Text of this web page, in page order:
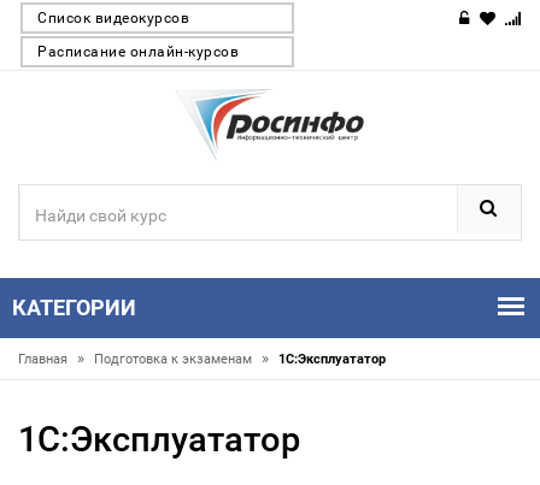
Список видеокурсов
Расписание онлайн-курсов
КАТЕГОРИИ
Главная » Подготовка к экзаменам » 1С:Эксплуататор
1С:Эксплуататор